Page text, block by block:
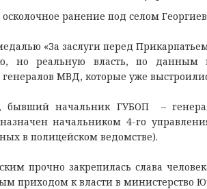
ранение под селом
«За заслуги перед
но реальную власть, по данным
генералов МВД, которые уже
бывший начальник ГУБОП –
начальником 4-го
в полицейском ведомстве).
прочно закрепилась слава
приходом к власти в министерство